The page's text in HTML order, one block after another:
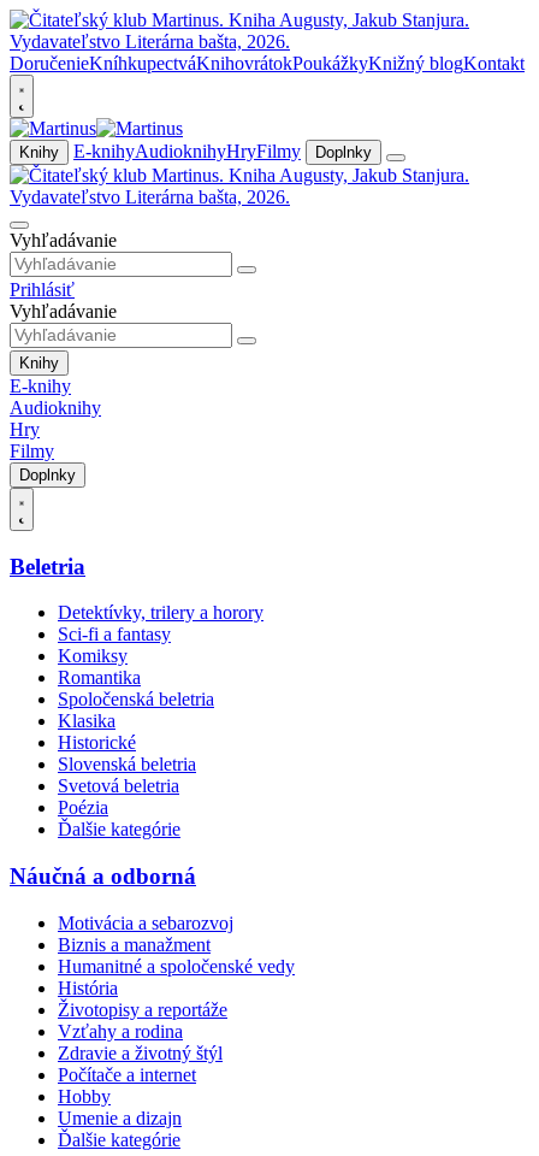
DoručenieKníhkupectváKnihovrátokPoukážkyKnižný blogKontakt
Knihy E-knihyAudioknihyHryFilmy Doplnky
Vyhľadávanie
Prihlásiť
Vyhľadávanie
Knihy
E-knihy
Audioknihy
Hry
Filmy
Doplnky
Beletria
Detektívky, trilery a horory
Sci-fi a fantasy
Komiksy
Romantika
Spoločenská beletria
Klasika
Historické
Slovenská beletria
Svetová beletria
Poézia
Ďalšie kategórie
Náučná a odborná
Motivácia a sebarozvoj
Biznis a manažment
Humanitné a spoločenské vedy
História
Životopisy a reportáže
Vzťahy a rodina
Zdravie a životný štýl
Počítače a internet
Hobby
Umenie a dizajn
Ďalšie kategórie